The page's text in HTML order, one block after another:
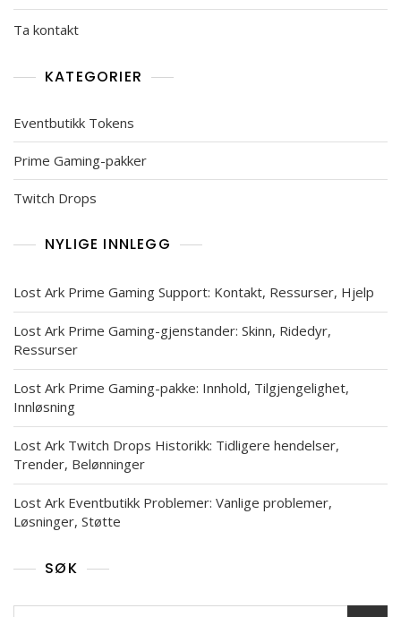
Ta kontakt
KATEGORIER
Eventbutikk Tokens
Prime Gaming-pakker
Twitch Drops
NYLIGE INNLEGG
Lost Ark Prime Gaming Support: Kontakt, Ressurser, Hjelp
Lost Ark Prime Gaming-gjenstander: Skinn, Ridedyr,
Ressurser
Lost Ark Prime Gaming-pakke: Innhold, Tilgjengelighet,
Innløsning
Lost Ark Twitch Drops Historikk: Tidligere hendelser,
Trender, Belønninger
Lost Ark Eventbutikk Problemer: Vanlige problemer,
Løsninger, Støtte
SØK